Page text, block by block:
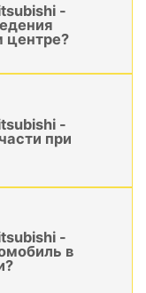
-
центре?
-
при
-
в